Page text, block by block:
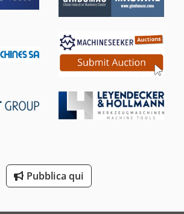
Pubblica qui